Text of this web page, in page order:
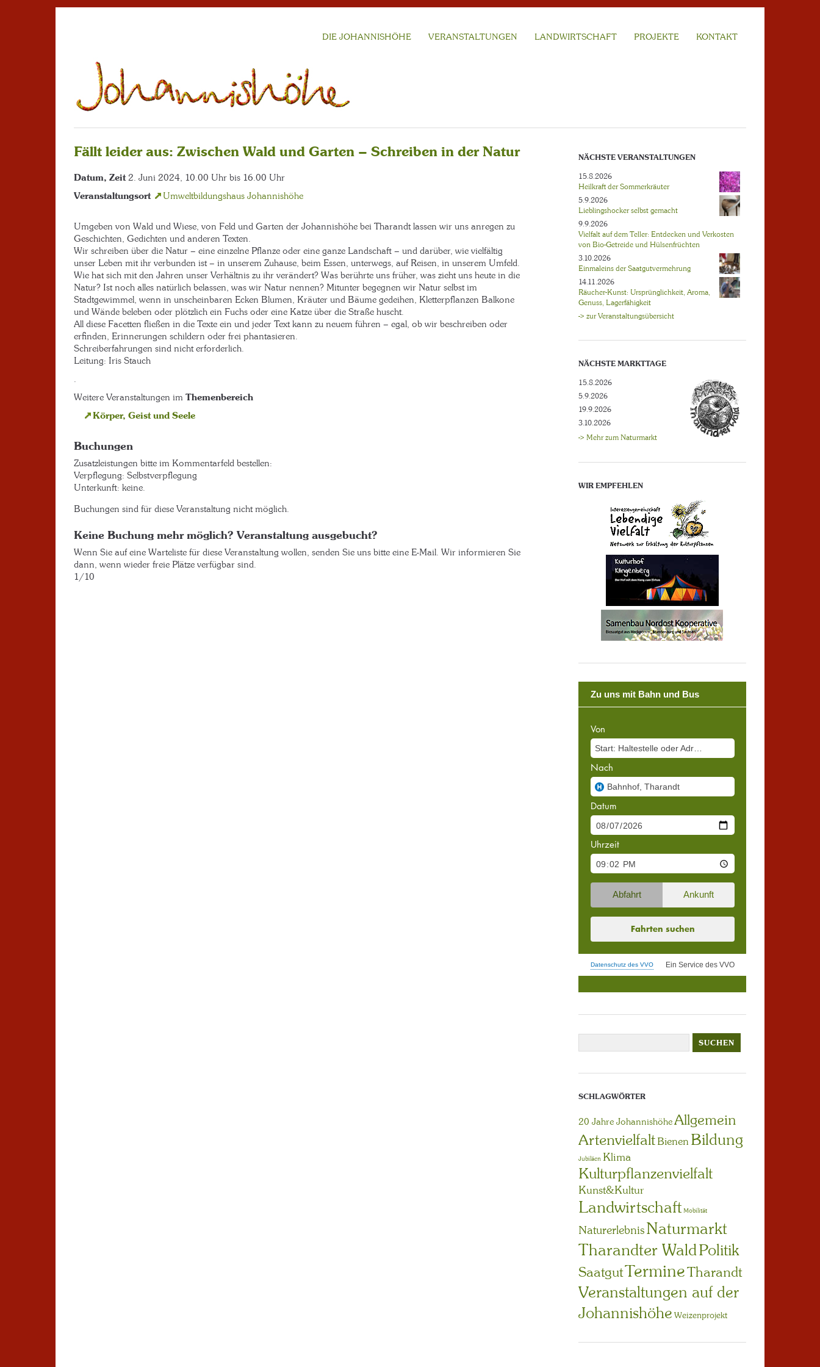
DIE JOHANNISHÖHE VERANSTALTUNGEN LANDWIRTSCHAFT PROJEKTE KONTAKT
Fällt leider aus: Zwischen Wald und Garten – Schreiben in der Natur
Datum, Zeit2. Juni 2024, 10.00 Uhr bis 16.00 Uhr
Veranstaltungsort Umweltbildungshaus Johannishöhe
Umgeben von Wald und Wiese, von Feld und Garten der Johannishöhe bei Tharandt lassen wir uns anregen zu
Geschichten, Gedichten und anderen Texten.
Wir schreiben über die Natur – eine einzelne Pflanze oder eine ganze Landschaft – und darüber, wie vielfältig
unser Leben mit ihr verbunden ist – in unserem Zuhause, beim Essen, unterwegs, auf Reisen, in unserem Umfeld.
Wie hat sich mit den Jahren unser Verhältnis zu ihr verändert? Was berührte uns früher, was zieht uns heute in die
Natur? Ist noch alles natürlich belassen, was wir Natur nennen? Mitunter begegnen wir Natur selbst im
Stadtgewimmel, wenn in unscheinbaren Ecken Blumen, Kräuter und Bäume gedeihen, Kletterpflanzen Balkone
und Wände beleben oder plötzlich ein Fuchs oder eine Katze über die Straße huscht.
All diese Facetten fließen in die Texte ein und jeder Text kann zu neuem führen – egal, ob wir beschreiben oder
erfinden, Erinnerungen schildern oder frei phantasieren.
Schreiberfahrungen sind nicht erforderlich.
Leitung: Iris Stauch
.
Weitere Veranstaltungen im Themenbereich
Körper, Geist und Seele
Buchungen
Zusatzleistungen bitte im Kommentarfeld bestellen:
Verpflegung: Selbstverpflegung
Unterkunft: keine.
Buchungen sind für diese Veranstaltung nicht möglich.
Keine Buchung mehr möglich? Veranstaltung ausgebucht?
Wenn Sie auf eine Warteliste für diese Veranstaltung wollen, senden Sie uns bitte eine E-Mail. Wir informieren Sie
dann, wenn wieder freie Plätze verfügbar sind.
1/10
NÄCHSTE VERANSTALTUNGEN
15.8.2026
Heilkraft der Sommerkräuter
5.9.2026
Lieblingshocker selbst gemacht
9.9.2026
Vielfalt auf dem Teller: Entdecken und Verkosten
von Bio-Getreide und Hülsenfrüchten
3.10.2026
Einmaleins der Saatgutvermehrung
14.11.2026
Räucher-Kunst: Ursprünglichkeit, Aroma,
Genuss, Lagerfähigkeit
-> zur Veranstaltungsübersicht
NÄCHSTE MARKTTAGE
15.8.2026
5.9.2026
19.9.2026
3.10.2026
-> Mehr zum Naturmarkt
WIR EMPFEHLEN
SCHLAGWÖRTER
20 Jahre JohannishöheAllgemein
Artenvielfalt Bienen Bildung
Jubiläen Klima
Kulturpflanzenvielfalt
Kunst&Kultur
Landwirtschaft Mobilität
NaturerlebnisNaturmarkt
Tharandter WaldPolitik
SaatgutTermineTharandt
Veranstaltungen auf der
Johannishöhe Weizenprojekt